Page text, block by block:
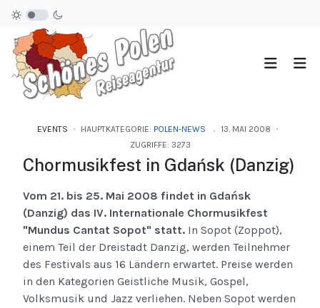
EVENTS HAUPTKATEGORIE: POLEN-NEWS
13. MAI 2008
ZUGRIFFE: 3273
Chormusikfest in Gdańsk (Danzig)
Vom 21. bis 25. Mai 2008 findet in Gdańsk
(Danzig) das IV. Internationale Chormusikfest
"Mundus Cantat Sopot" statt. In Sopot (Zoppot),
einem Teil der Dreistadt Danzig, werden Teilnehmer
des Festivals aus 16 Ländern erwartet. Preise werden
in den Kategorien Geistliche Musik, Gospel,
Volksmusik und Jazz verliehen. Neben Sopot werden